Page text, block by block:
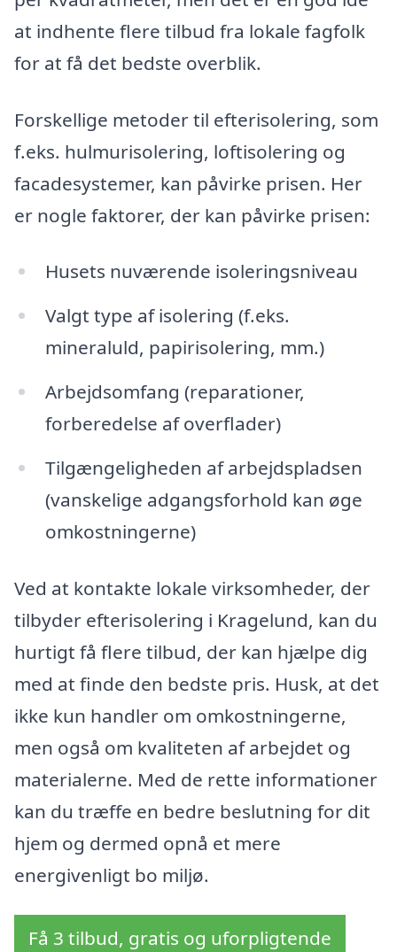
at indhente flere tilbud fra lokale fagfolk
for at få det bedste overblik.
Forskellige metoder til efterisolering, som
f.eks. hulmurisolering, loftisolering og
facadesystemer, kan påvirke prisen. Her
er nogle faktorer, der kan påvirke prisen:
Husets nuværende isoleringsniveau
Valgt type af isolering (f.eks.
mineraluld, papirisolering, mm.)
Arbejdsomfang (reparationer,
forberedelse af overflader)
Tilgængeligheden af arbejdspladsen
(vanskelige adgangsforhold kan øge
omkostningerne)
Ved at kontakte lokale virksomheder, der
tilbyder efterisolering i Kragelund, kan du
hurtigt få flere tilbud, der kan hjælpe dig
med at finde den bedste pris. Husk, at det
ikke kun handler om omkostningerne,
men også om kvaliteten af arbejdet og
materialerne. Med de rette informationer
kan du træffe en bedre beslutning for dit
hjem og dermed opnå et mere
energivenligt bo miljø.
Få 3 tilbud, gratis og uforpligtende